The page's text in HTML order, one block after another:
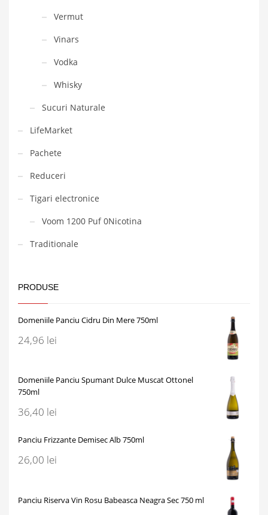
Vermut
Vinars
Vodka
Whisky
Sucuri Naturale
LifeMarket
Pachete
Reduceri
Tigari electronice
Voom 1200 Puf 0Nicotina
Traditionale
PRODUSE
Domeniile Panciu Cidru Din Mere 750ml
24,96 lei
Domeniile Panciu Spumant Dulce Muscat Ottonel
750ml
36,40 lei
Panciu Frizzante Demisec Alb 750ml
26,00 lei
Panciu Riserva Vin Rosu Babeasca Neagra Sec 750 ml